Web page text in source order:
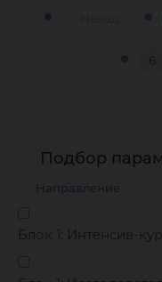
Подбор
Направление
Блок 1: Интенсив-